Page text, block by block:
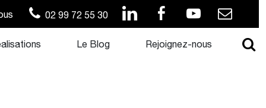
02 99 72 55 30
Le Blog Rejoignez-nous